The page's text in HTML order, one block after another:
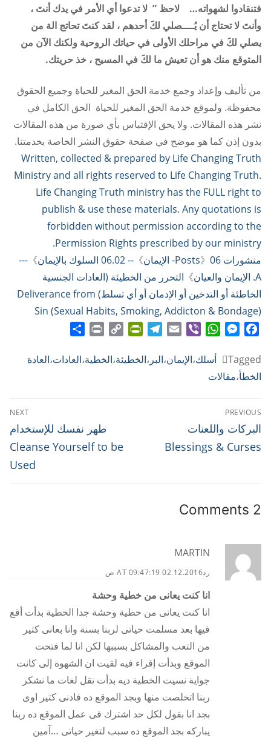
فتنقادوا لشهواته… لاحظ ” لا تدعواأي الأمر في يدك أنتَ ،
وأنتَ لا تحتاج أن يُــــصلي لكَ أحدهم ، لقد كنتَ تحاتج الة من
يصلي لكَ في مراحلك الأولى في حياتك الروحية ولكنك الآن من
المتوقع منك هو أن تعيش ما لكَ في المسيح ، خذ حريتك.
من تأليف وإعداد وجمع خدمة الحق المغير للحياة وجميع الحقوق
محفوظة. ولموقع خدمة الحق المغير للحياة الحق الكامل في
نشر هذه المقالات. ولا يحق الإقتباس بأي صورة من هذه المقالات
بدون إذن كما هو موضح في صفحة حقوق النشر الخاصة بخدمتنا.
Written, collected & prepared by Life Changing Truth
Ministry and all rights reserved to Life Changing Truth.
Life Changing Truth ministry has the FULL right to
publish & use these materials. Any quotations is
forbidden without permission according to the
Permission Rights prescribed by our ministry.
منشورات Posts
》 06- الإيمان 》 -- 06.02 السلوك بالإيمان 》
---
A. الإيمان والعيان
》 التحرر من الخطيئة (العادات الجنسية
الخاطئة أو التدخين أو الإدمان أو أي تسلط) Deliverance from
Sin (Sexual Habits, Smoking, Addicton & Bondage)
Link
Tagged
أسلك،الإيمان،البر ،الخطيئة،الخطية،العادات،العادة
الخطأ،مقالات
تصفّح
المقالات
PREVIOUS
Previous
post:
البركات واللعنات
Blessings & Curses
NEXT
Next
post:
طهر نفسك للإستخدام
Cleanse Yourself to be
Used
2 Comments
MARTIN
02.12.2016 AT 09:47:19 صرد
انا كنت يعانى من خطية وحشة
انا كنت يعانى من خطية وحشة جدا الخطية بدأت أقع
فيها بعد مسلمت حياتى لربنا بسنة وانا بعانى كتير
من التعب والمشاكل بسببها لكن انا لما فتحت
الموقع وبدأت إقراء فيه لقيت ان الشهوة إلى كانت
جواية نسيت الخطية ديه بدأت تقل لغات ما نشكر
ربنا اتخلصت منها وبجد الموقع ده فادنى كتير اوى
بجد انا بقول لكل حد اشترك فى عمل الموقع ده ربنا
يباركه بجد الموقع ده سبب لتغير حياتى …آمين